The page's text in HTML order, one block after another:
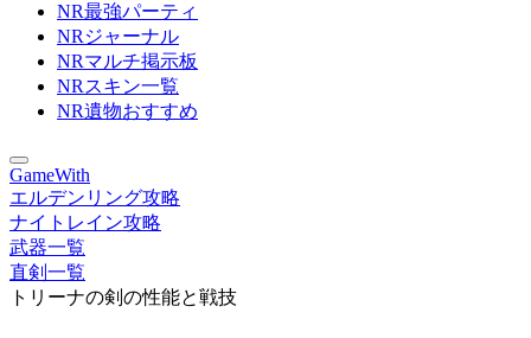
NR最強パーティ
NRジャーナル
NRマルチ掲示板
NRスキン一覧
NR遺物おすすめ
GameWith
エルデンリング攻略
ナイトレイン攻略
武器一覧
直剣一覧
トリーナの剣の性能と戦技